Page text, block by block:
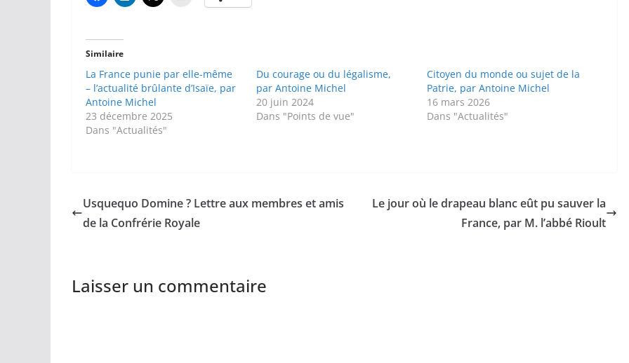
Similaire
La France punie par elle-même
– l’actualité brûlante d’Isaïe, par
Antoine Michel
23 décembre 2025
Dans "Actualités"
Du courage ou du légalisme,
par Antoine Michel
20 juin 2024
Dans "Points de vue"
Citoyen du monde ou sujet de la
Patrie, par Antoine Michel
16 mars 2026
Dans "Actualités"
Usquequo Domine ? Lettre aux membres et amis
de la Confrérie Royale
Le jour où le drapeau blanc eût pu sauver la
France, par M. l’abbé Rioult
Laisser un commentaire